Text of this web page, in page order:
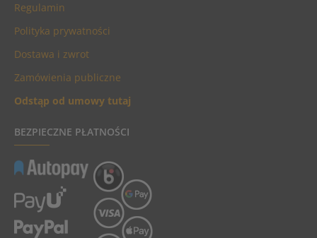
Regulamin
Polityka prywatności
Dostawa i zwrot
Zamówienia publiczne
Odstąp od umowy tutaj
BEZPIECZNE PŁATNOŚCI